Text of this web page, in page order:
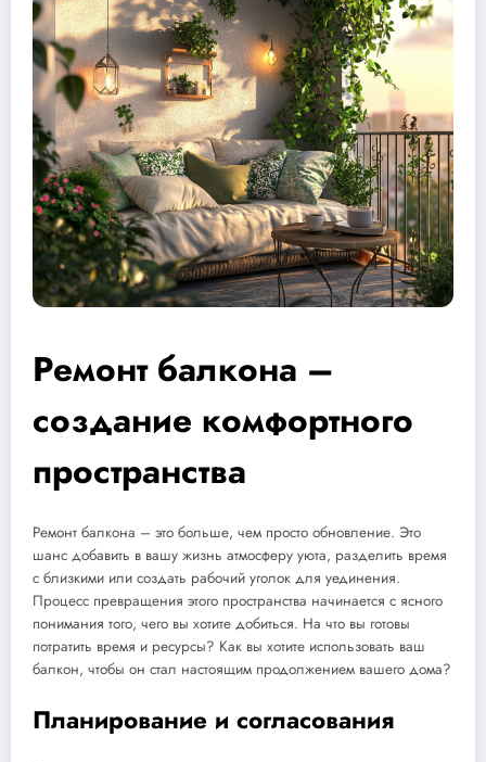
Ремонт балкона –
создание комфортного
пространства
Ремонт балкона – это больше, чем просто обновление. Это
шанс добавить в вашу жизнь атмосферу уюта, разделить время
с близкими или создать рабочий уголок для уединения.
Процесс превращения этого пространства начинается с ясного
понимания того, чего вы хотите добиться. На что вы готовы
потратить время и ресурсы? Как вы хотите использовать ваш
балкон, чтобы он стал настоящим продолжением вашего дома?
Планирование и согласования